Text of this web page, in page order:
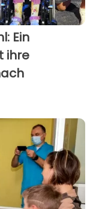
Ein
ihre